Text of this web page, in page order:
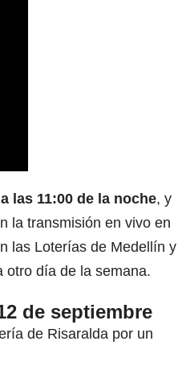
las 11:00 de la noche, y
la transmisión en vivo en
las Loterías de Medellín y
otro día de la semana.
de septiembre
de Risaralda por un